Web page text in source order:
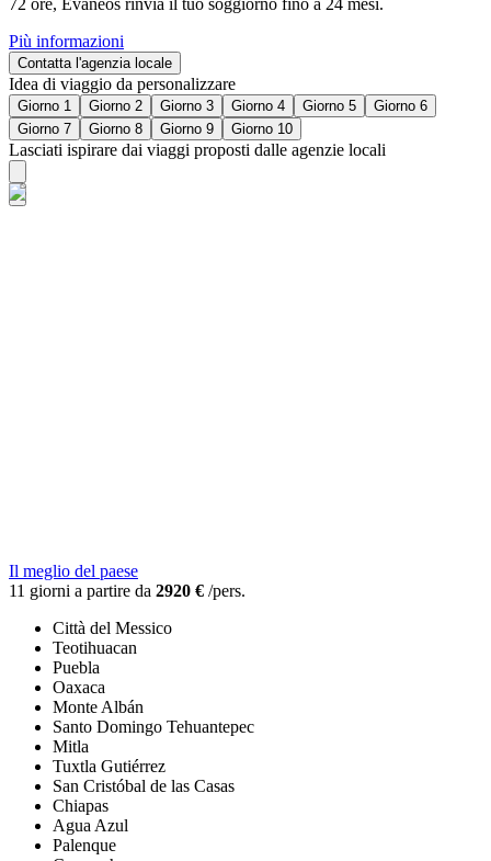
Più informazioni
Contatta l'agenzia locale
Idea di viaggio da personalizzare
Giorno 1 Giorno 2 Giorno 3 Giorno 4 Giorno 5
Giorno 6
Giorno 7
Giorno 8 Giorno 9 Giorno 10
Lasciati ispirare dai viaggi proposti dalle agenzie locali
Il meglio del paese
11 giorni a partire da 2920 € /pers.
Città del Messico
Teotihuacan
Puebla
Oaxaca
Monte Albán
Santo Domingo Tehuantepec
Mitla
Tuxtla Gutiérrez
San Cristóbal de las Casas
Chiapas
Agua Azul
Palenque